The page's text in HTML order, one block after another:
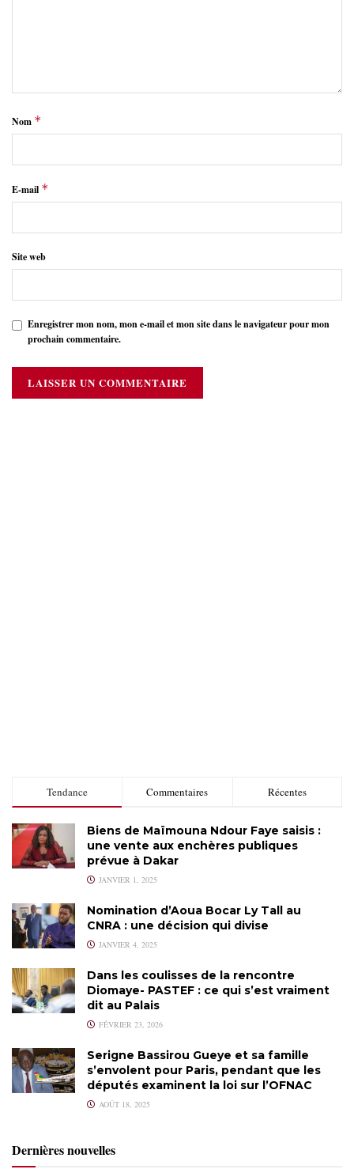
Nom *
E-mail *
Site web
Enregistrer mon nom, mon e-mail et mon site dans le navigateur pour mon
prochain commentaire.
Tendance Commentaires Récentes
Biens de Maïmouna Ndour Faye saisis :
une vente aux enchères publiques
prévue à Dakar
JANVIER 1, 2025
Nomination d’Aoua Bocar Ly Tall au
CNRA : une décision qui divise
JANVIER 4, 2025
Dans les coulisses de la rencontre
Diomaye- PASTEF : ce qui s’est vraiment
dit au Palais
FÉVRIER 23, 2026
Serigne Bassirou Gueye et sa famille
s’envolent pour Paris, pendant que les
députés examinent la loi sur l’OFNAC
AOÛT 18, 2025
Dernières nouvelles